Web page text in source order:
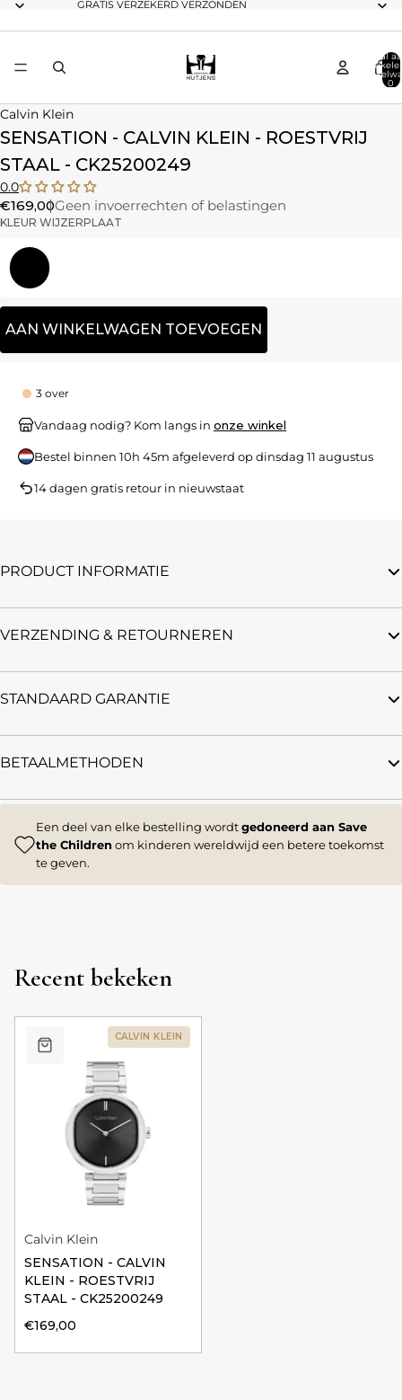
GRATIS VERZEKERD VERZONDEN
Totaal
0
Calvin Klein
SENSATION - CALVIN KLEIN - ROESTVRIJ
STAAL - CK25200249
0.0
€169,00Geen invoerrechten of belastingen
KLEUR WIJZERPLAAT
AAN WINKELWAGEN TOEVOEGEN
3 over
Vandaag nodig? Kom langs in onze winkel
Bestel binnen 10h 45m afgeleverd opdinsdag 11 augustus
14 dagen gratis retour in nieuwstaat
PRODUCT INFORMATIE
VERZENDING & RETOURNEREN
STANDAARD GARANTIE
BETAALMETHODEN
Een deel van elke bestelling wordtgedoneerd aan Save
the Children om kinderen wereldwijd een betere toekomst
te geven.
Recent bekeken
CALVIN KLEIN
Calvin Klein
SENSATION - CALVIN
KLEIN - ROESTVRIJ
STAAL - CK25200249
€169,00